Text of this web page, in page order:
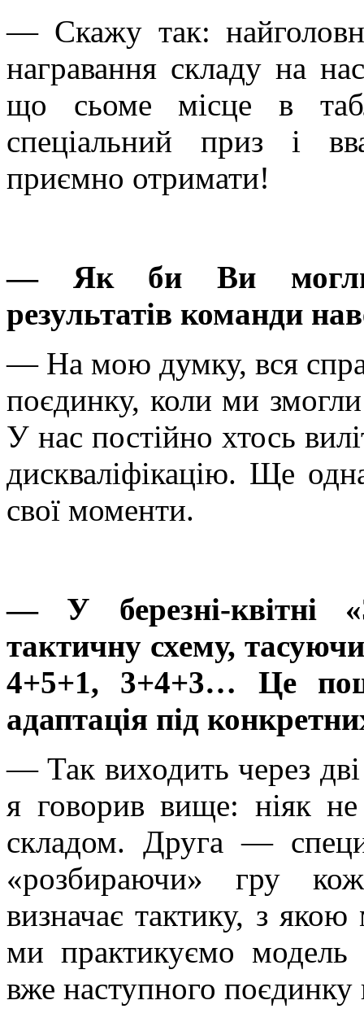
— Скажу так:
награвання складу на
що сьоме місце в
спеціальний приз і
приємно отримати!
— Як би Ви могли
результатів команди
— На мою думку, вся
поєдинку, коли ми
У нас постійно хтось
дискваліфікацію. Ще
свої моменти.
— У березні-квітні
тактичну схему,
4+5+1, 3+4+3… Це
адаптація під
— Так виходить через
я говорив вище: ніяк
складом. Друга —
«розбираючи» гру
визначає тактику, з
ми практикуємо модель
вже наступного